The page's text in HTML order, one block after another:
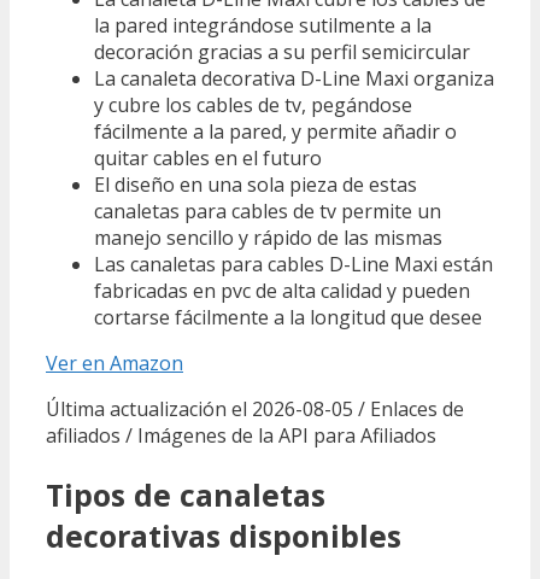
la pared integrándose sutilmente a la
decoración gracias a su perfil semicircular
La canaleta decorativa D-Line Maxi organiza
y cubre los cables de tv, pegándose
fácilmente a la pared, y permite añadir o
quitar cables en el futuro
El diseño en una sola pieza de estas
canaletas para cables de tv permite un
manejo sencillo y rápido de las mismas
Las canaletas para cables D-Line Maxi están
fabricadas en pvc de alta calidad y pueden
cortarse fácilmente a la longitud que desee
Ver en Amazon
Última actualización el 2026-08-05 / Enlaces de
afiliados / Imágenes de la API para Afiliados
Tipos de canaletas
decorativas disponibles